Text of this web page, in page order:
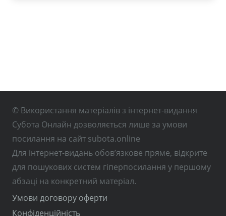
© Використання матеріалів з інтернет-видання
Субота Онлайн дозволяється лише за умови
посилання на сайт subota.online
Для інтернет-видань обов’язкове пряме, відкрите
для пошукових систем гіперпосилання у першому
абзаці на конкретний матеріал.
Умови договору оферти
Конфіденційність